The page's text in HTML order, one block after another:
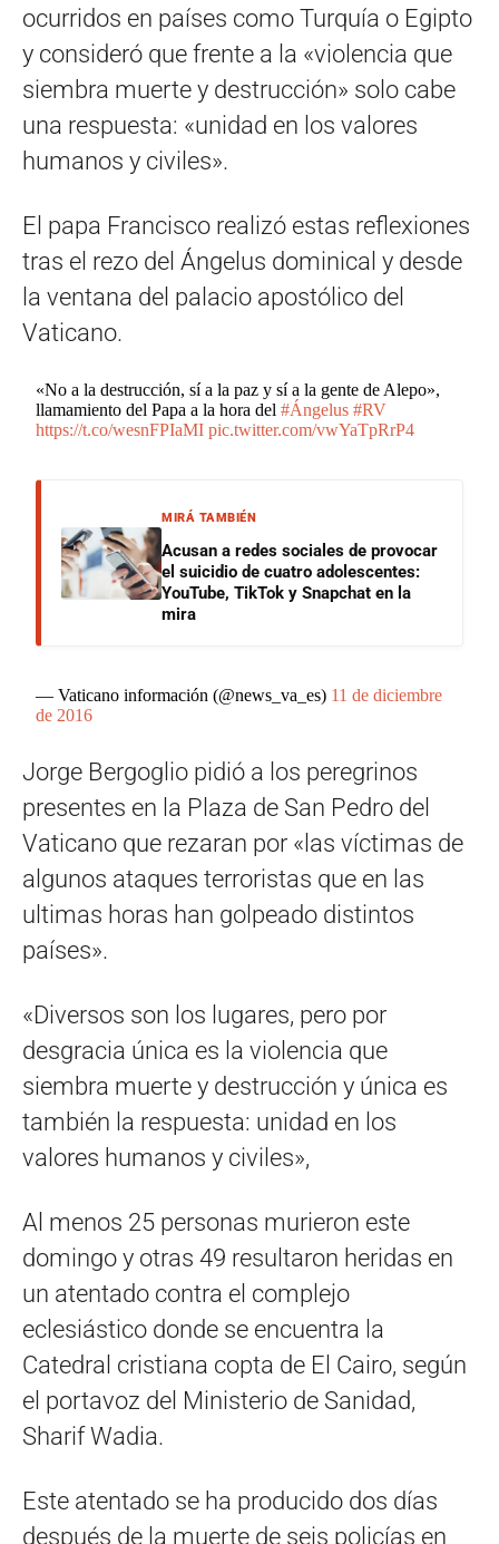
ocurridos en países como Turquía o Egipto
y consideró que frente a la «violencia que
siembra muerte y destrucción» solo cabe
una respuesta: «unidad en los valores
humanos y civiles».
El papa Francisco realizó estas reflexiones
tras el rezo del Ángelus dominical y desde
la ventana del palacio apostólico del
Vaticano.
«No a la destrucción, sí a la paz y sí a la gente de Alepo»,
llamamiento del Papa a la hora del#Ángelus #RV
https://t.co/wesnFPIaMI pic.twitter.com/vwYaTpRrP4
MIRÁ TAMBIÉN
Acusan a redes sociales de provocar
el suicidio de cuatro adolescentes:
YouTube, TikTok y Snapchat en la
mira
— Vaticano información (@news_va_es) 11 de diciembre
de 2016
Jorge Bergoglio pidió a los peregrinos
presentes en la Plaza de San Pedro del
Vaticano que rezaran por «las víctimas de
algunos ataques terroristas que en las
ultimas horas han golpeado distintos
países».
«Diversos son los lugares, pero por
desgracia única es la violencia que
siembra muerte y destrucción y única es
también la respuesta: unidad en los
valores humanos y civiles»,
Al menos 25 personas murieron este
domingo y otras 49 resultaron heridas en
un atentado contra el complejo
eclesiástico donde se encuentra la
Catedral cristiana copta de El Cairo, según
el portavoz del Ministerio de Sanidad,
Sharif Wadia.
Este atentado se ha producido dos días
después de la muerte de seis policías en